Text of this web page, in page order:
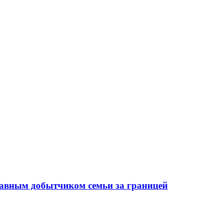
добытчиком семьи за границей